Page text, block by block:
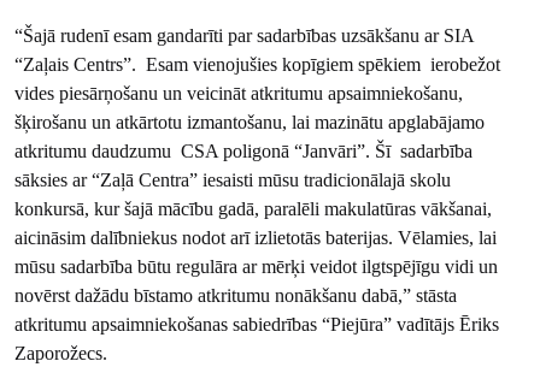
“Šajā rudenī esam gandarīti par sadarbības uzsākšanu ar SIA
“Zaļais Centrs”. Esam vienojušies kopīgiem spēkiem ierobežot
vides piesārņošanu un veicināt atkritumu apsaimniekošanu,
šķirošanu un atkārtotu izmantošanu, lai mazinātu apglabājamo
atkritumu daudzumu CSA poligonā “Janvāri”. Šī sadarbība
sāksies ar “Zaļā Centra” iesaisti mūsu tradicionālajā skolu
konkursā, kur šajā mācību gadā, paralēli makulatūras vākšanai,
aicināsim dalībniekus nodot arī izlietotās baterijas. Vēlamies, lai
mūsu sadarbība būtu regulāra ar mērķi veidot ilgtspējīgu vidi un
novērst dažādu bīstamo atkritumu nonākšanu dabā,” stāsta
atkritumu apsaimniekošanas sabiedrības “Piejūra” vadītājs Ēriks
Zaporožecs.